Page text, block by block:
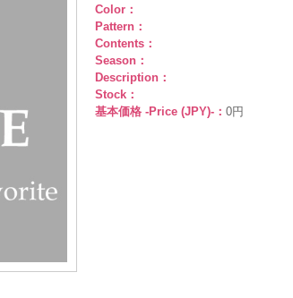
Color：
Pattern：
Contents：
Season：
Description：
Stock：
基本価格 -Price (JPY)-： 0円